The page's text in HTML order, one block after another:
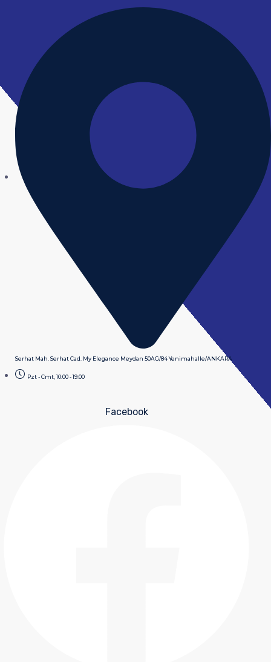
Serhat Mah. Serhat Cad. My Elegance Meydan 50AG/84 Yenimahalle/ANKARA
Pzt - Cmt, 10:00 - 19:00
Facebook